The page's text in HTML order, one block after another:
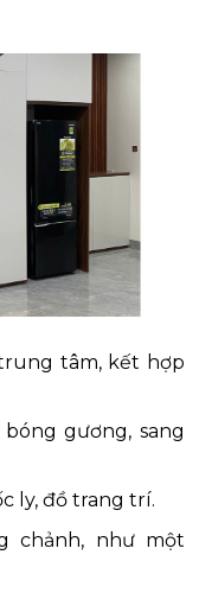
tâm, kết hợp
gương, sang
ly, đồ trang trí.
chảnh, như một